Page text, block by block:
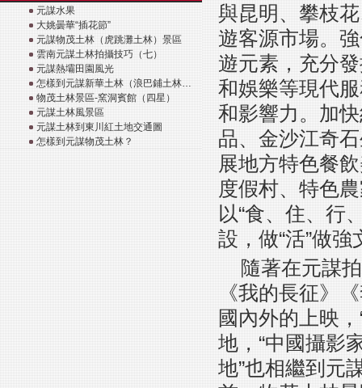
元謀水果
大姚曇華“插花節”
元謀物茂土林（虎跳灘土林）景區
雲南元謀土林拍攝技巧（七）
元謀熱壩田園風光
怎樣到元謀新華土林（浪巴鋪土林…
物茂土林景區-窯洞賓館（四星）
元謀土林風景區
元謀土林到東川紅土地交通圖
怎樣到元謀物茂土林？
與昆明、攀枝
遊客源市場。
遊元素，充分
和娛樂等現代
和影響力。加
品、金沙江奇
展地方特色餐
度假村、特色
以“食、住、行
設，做“活”做
隨著在元謀
《我的長征》
國內外的上映
地，“中國攝影
地”也相繼到元